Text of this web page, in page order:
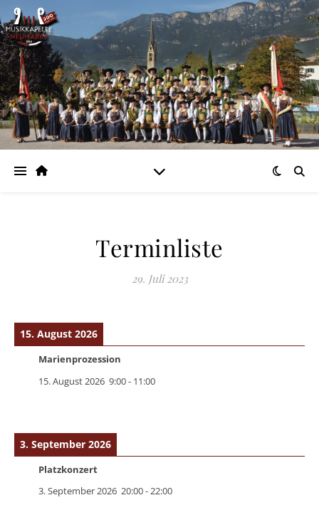
Terminliste
29. Juli 2023
15. August 2026
Marienprozession
15. August 2026 9:00- 11:00
3. September 2026
Platzkonzert
3. September 2026 20:00-22:00